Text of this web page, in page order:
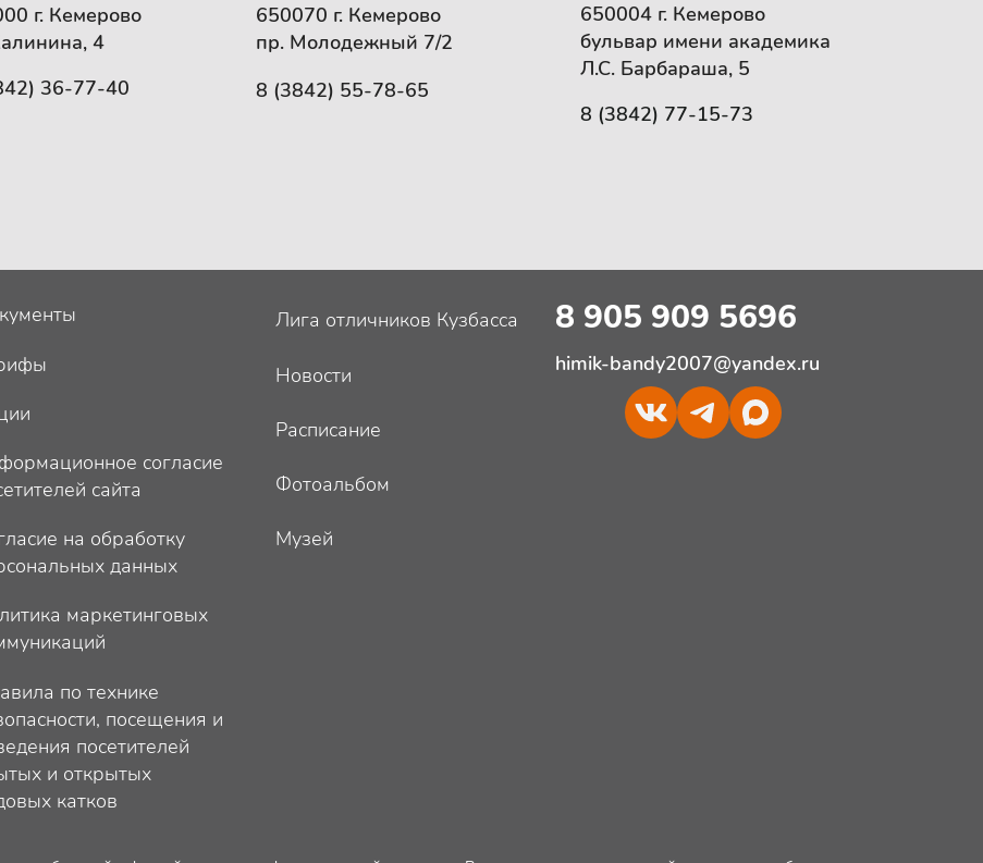
г. Кемерово
4
36-77-40
650070 г. Кемерово
пр. Молодежный 7/2
8 (3842) 55-78-65
650004 г. Кемерово
бульвар имени академика
Л.С. Барбараша, 5
8 (3842) 77-15-73
согласие
сайта
на обработку
данных
маркетинговых
по технике
посещения и
посетителей
и открытых
катков
Лига отличников Кузбасса
Новости
Расписание
Фотоальбом
Музей
8 905 909 5696
himik-bandy2007@yandex.ru